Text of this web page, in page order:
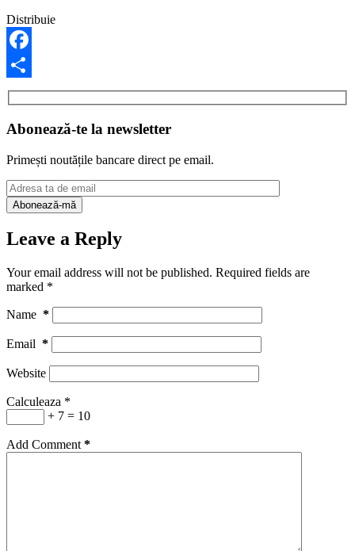
Distribuie
Facebook
Share
Abonează-te la newsletter
Primești noutățile bancare direct pe email.
Leave a Reply
Your email address will not be published. Required fields are
marked *
Name *
Email *
Website
Calculeaza *
+ 7 = 10
Add Comment *